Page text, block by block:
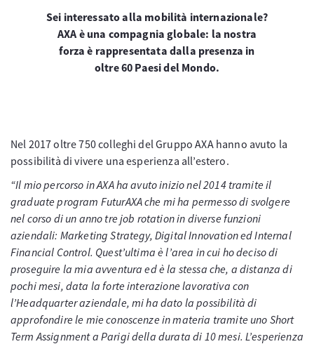
Sei interessato alla mobilità internazionale?
AXA è una compagnia globale: la nostra
forza è rappresentata dalla presenza in
oltre 60 Paesi del Mondo.
Nel 2017 oltre 750 colleghi del Gruppo AXA hanno avuto la
possibilità di vivere una esperienza all’estero.
“Il mio percorso in AXA ha avuto inizio nel 2014 tramite il
graduate program FuturAXA che mi ha permesso di svolgere
nel corso di un anno tre job rotation in diverse funzioni
aziendali: Marketing Strategy, Digital Innovation ed Internal
Financial Control. Quest’ultima è l’area in cui ho deciso di
proseguire la mia avventura ed è la stessa che, a distanza di
pochi mesi, data la forte interazione lavorativa con
l’Headquarter aziendale, mi ha dato la possibilità di
approfondire le mie conoscenze in materia tramite uno Short
Term Assignment a Parigi della durata di 10 mesi. L’esperienza